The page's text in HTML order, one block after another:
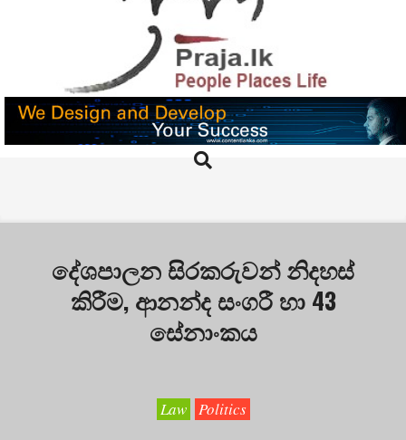
PRAJA.LK
Search
දේශපාලන සිරකරුවන් නිදහස්
කිරීම, ආනන්ද සංගරී හා 43
සේනාංකය
Law Politics